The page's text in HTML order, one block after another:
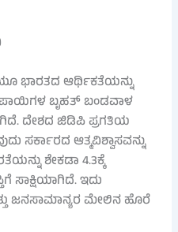
ಭಾರತದ ಆರ್ಥಿಕತೆಯನ್ನು
ಬೃಹತ್ ಬಂಡವಾಳ
ದೇಶದ ಜಿಡಿಪಿ ಪ್ರಗತಿಯ
ಸರ್ಕಾರದ ಆತ್ಮವಿಶ್ವಾಸವನ್ನು
ಶೇಕಡಾ 4.3ಕ್ಕೆ
ಸಾಕ್ಷಿಯಾಗಿದೆ. ಇದು
ಜನಸಾಮಾನ್ಯರ ಮೇಲಿನ ಹೊರೆ